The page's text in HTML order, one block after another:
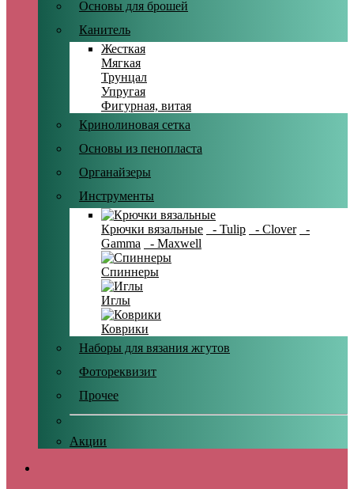
Основы для брошей
Канитель
Жесткая
Мягкая
Трунцал
Упругая
Фигурная, витая
Кринолиновая сетка
Основы из пенопласта
Органайзеры
Инструменты
Крючки вязальные - Tulip - Clover
-
Gamma
- Maxwell
Спиннеры
Иглы
Коврики
Наборы для вязания жгутов
Фотореквизит
Прочее
Акции